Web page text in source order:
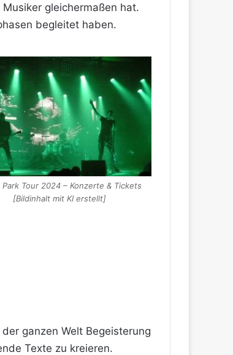
gleichermaßen hat.
begleitet haben.
Park Tour 2024 – Konzerte & Tickets
[Bildinhalt mit KI erstellt]
ganzen Welt Begeisterung
Texte zu kreieren.